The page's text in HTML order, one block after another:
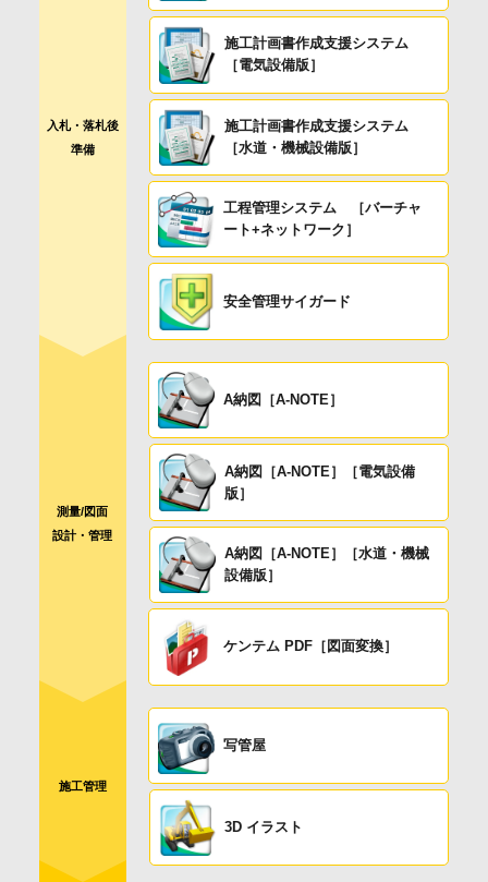
入札・落札後
準備
施工計画書作成支援システム
［電気設備版］
施工計画書作成支援システム
［水道・機械設備版］
工程管理システム ［バーチャ
ート+ネットワーク］
安全管理サイガード
測量/図面
設計・管理
A納図［A-NOTE］
A納図［A-NOTE］［電気設備
版］
A納図［A-NOTE］［水道・機械
設備版］
ケンテム PDF［図面変換］
施工管理
写管屋
3D イラスト